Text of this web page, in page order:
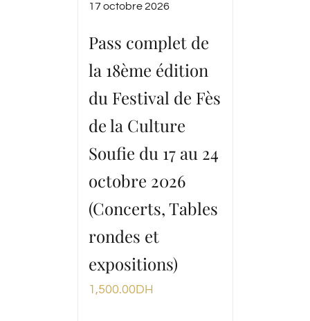
17 octobre 2026
Pass complet de
la 18ème édition
du Festival de Fès
de la Culture
Soufie du 17 au 24
octobre 2026
(Concerts, Tables
rondes et
expositions)
1,500.00DH